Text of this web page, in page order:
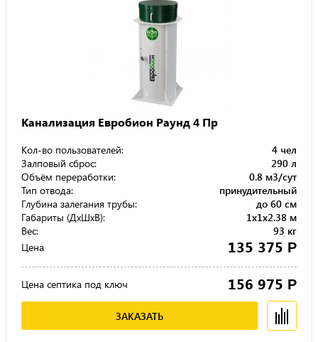
Канализация Евробион Раунд 4 Пр
Кол-во пользователей:
4 чел
Залповый сброс:
290 л
Объём переработки:
0.8 м3/сут
Тип отвода:
принудительный
Глубина залегания трубы:
до 60 см
Габариты (ДхШхВ):
1x1x2.38 м
Вес:
93 кг
Цена
135 375 Р
Цена септика под ключ 156 975 Р
ЗАКАЗАТЬ